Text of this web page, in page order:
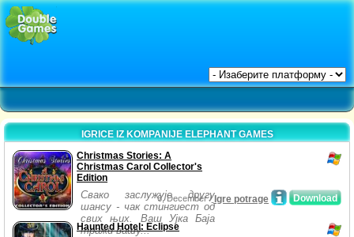
IGRICE IZ KOMPANIJE ELEPHANT GAMES
Christmas Stories: A
Christmas Carol Collector's
Edition
Свако заслужује другу
шансу - чак стингиест од
свих њих. Ваш Ујка Баја
тражи вашу...
Download
6, December / Igre potrage
Haunted Hotel: Eclipse